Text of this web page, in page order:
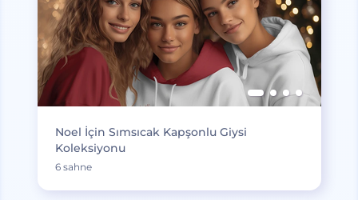
Noel İçin Sımsıcak Kapşonlu Giysi
Koleksiyonu
6 sahne